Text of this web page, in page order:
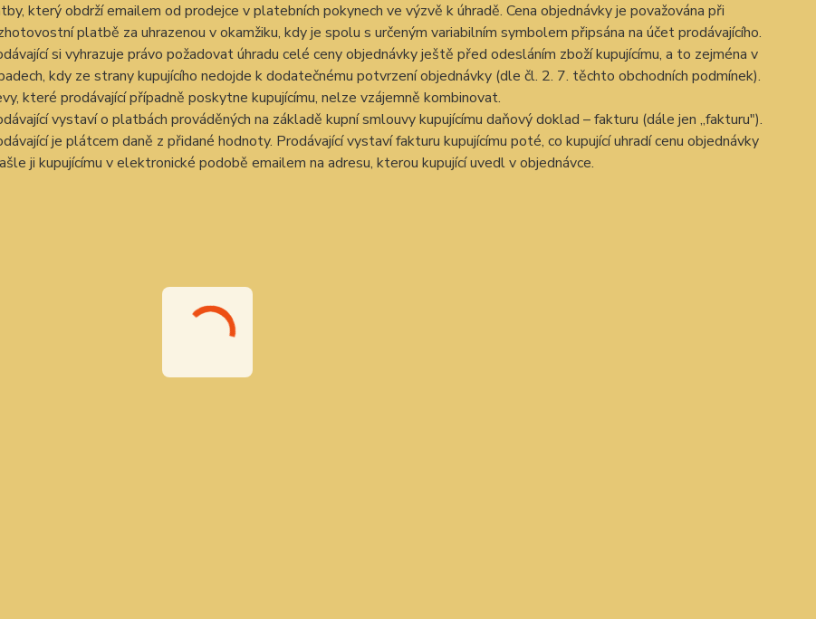
který obdrží emailem od prodejce v platebních pokynech ve výzvě k úhradě. Cena objednávky je považována při
platbě za uhrazenou v okamžiku, kdy je spolu s určeným variabilním symbolem připsána na účet prodávajícího.
si vyhrazuje právo požadovat úhradu celé ceny objednávky ještě před odesláním zboží kupujícímu, a to zejména v
kdy ze strany kupujícího nedojde k dodatečnému potvrzení objednávky (dle čl. 2. 7. těchto obchodních podmínek).
které prodávající případně poskytne kupujícímu, nelze vzájemně kombinovat.
vystaví o platbách prováděných na základě kupní smlouvy kupujícímu daňový doklad – fakturu (dále jen „fakturu").
je plátcem daně z přidané hodnoty. Prodávající vystaví fakturu kupujícímu poté, co kupující uhradí cenu objednávky
ji kupujícímu v elektronické podobě emailem na adresu, kterou kupující uvedl v objednávce.